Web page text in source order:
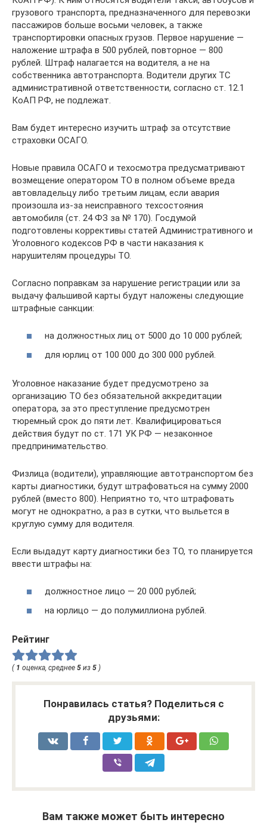
грузового транспорта, предназначенного для перевозки
пассажиров больше восьми человек, а также
транспортировки опасных грузов. Первое нарушение —
наложение штрафа в 500 рублей, повторное — 800
рублей. Штраф налагается на водителя, а не на
собственника автотранспорта. Водители других ТС
административной ответственности, согласно ст. 12.1
КоАП РФ, не подлежат.
Вам будет интересно изучить штраф за отсутствие
страховки ОСАГО.
Новые правила ОСАГО и техосмотра предусматривают
возмещение оператором ТО в полном объеме вреда
автовладельцу либо третьим лицам, если авария
произошла из-за неисправного техсостояния
автомобиля (ст. 24 ФЗ за № 170). Госдумой
подготовлены коррективы статей Административного и
Уголовного кодексов РФ в части наказания к
нарушителям процедуры ТО.
Согласно поправкам за нарушение регистрации или за
выдачу фальшивой карты будут наложены следующие
штрафные санкции:
на должностных лиц от 5000 до 10 000 рублей;
для юрлиц от 100 000 до 300 000 рублей.
Уголовное наказание будет предусмотрено за
организацию ТО без обязательной аккредитации
оператора, за это преступление предусмотрен
тюремный срок до пяти лет. Квалифицироваться
действия будут по ст. 171 УК РФ — незаконное
предпринимательство.
Физлица (водители), управляющие автотранспортом без
карты диагностики, будут штрафоваться на сумму 2000
рублей (вместо 800). Неприятно то, что штрафовать
могут не однократно, а раз в сутки, что выльется в
круглую сумму для водителя.
Если выдадут карту диагностики без ТО, то планируется
ввести штрафы на:
должностное лицо — 20 000 рублей;
на юрлицо — до полумиллиона рублей.
Рейтинг
( 1 оценка, среднее 5 из 5 )
Понравилась статья? Поделиться с
друзьями:
Вам также может быть интересно